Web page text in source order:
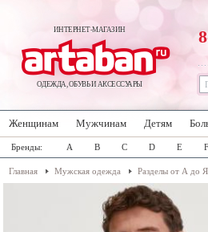
ИНТЕРНЕТ-МАГАЗИН
ОДЕЖДА, ОБУВЬ И АКСЕССУАРЫ
Женщинам Мужчинам Детям
Бренды: A B C D E F
Главная Мужская одежда Разделы от А до Я